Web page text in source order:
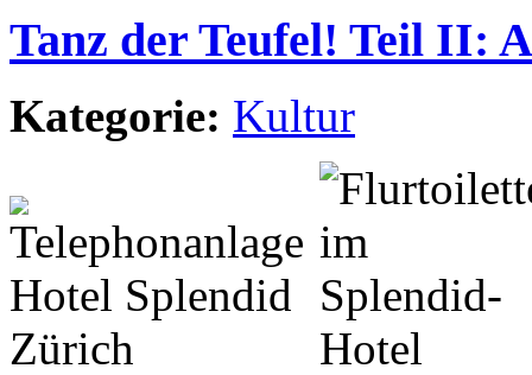
Tanz der Teufel! Teil II:
Kategorie: Kultur